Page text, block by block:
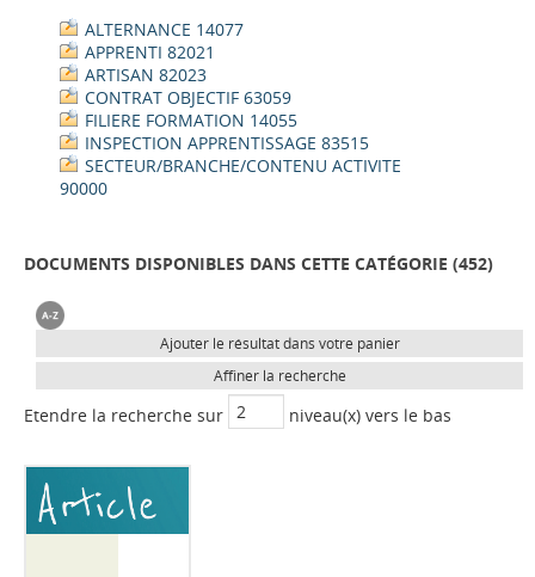
ALTERNANCE 14077
APPRENTI 82021
ARTISAN 82023
CONTRAT OBJECTIF 63059
FILIERE FORMATION 14055
INSPECTION APPRENTISSAGE 83515
SECTEUR/BRANCHE/CONTENU ACTIVITE
90000
DOCUMENTS DISPONIBLES DANS CETTE CATÉGORIE (452)
Ajouter le résultat dans votre panier
Affiner la recherche
Etendre la recherche sur niveau(x) vers le bas